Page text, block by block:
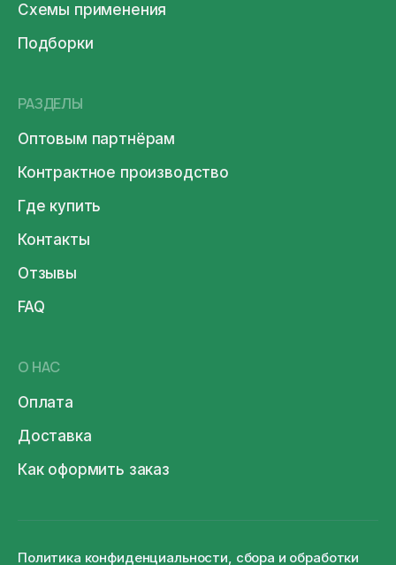
РАЗДЕЛЫ
Оптовым партнёрам
Контрактное производство
Где купить
Контакты
Отзывы
FAQ
О НАС
Оплата
Доставка
Как оформить заказ
Схемы применения
Подборки
Политика конфиденциальности, сбора и обработки